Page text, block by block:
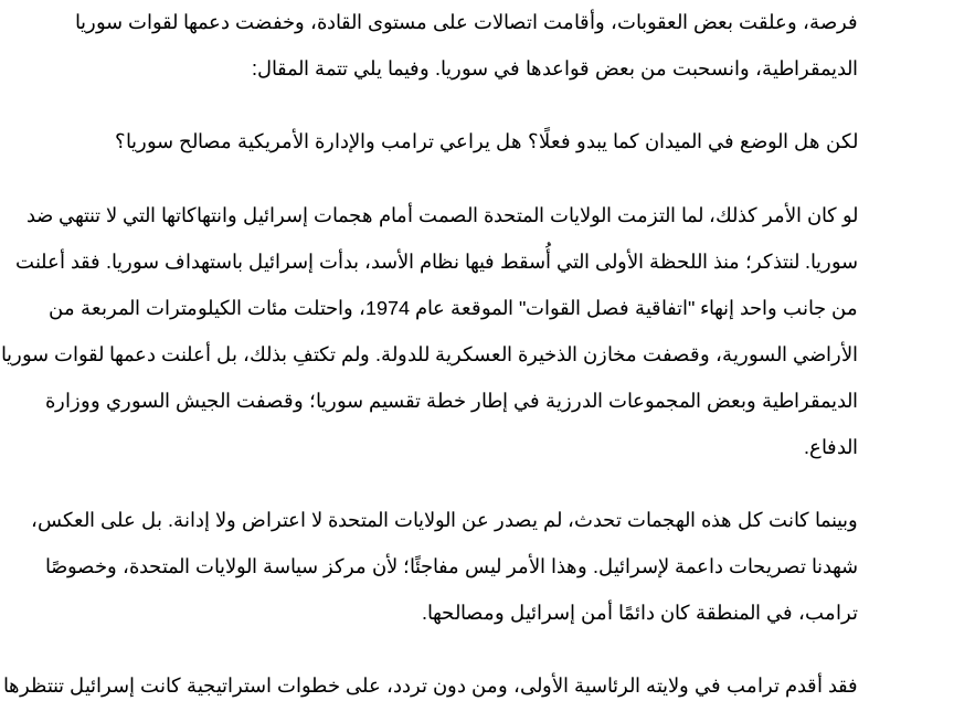
فرصة، وعلقت بعض العقوبات، وأقامت اتصالات على مستوى القادة، وخفضت دعمها لقوات سوريا
الديمقراطية، وانسحبت من بعض قواعدها في سوريا. وفيما يلي تتمة المقال:
لكن هل الوضع في الميدان كما يبدو فعلًا؟ هل يراعي ترامب والإدارة الأمريكية مصالح سوريا؟
لو كان الأمر كذلك، لما التزمت الولايات المتحدة الصمت أمام هجمات إسرائيل وانتهاكاتها التي لا تنتهي ضد
سوريا. لنتذكر؛ منذ اللحظة الأولى التي أُسقط فيها نظام الأسد، بدأت إسرائيل باستهداف سوريا. فقد أعلنت
من جانب واحد إنهاء "اتفاقية فصل القوات" الموقعة عام 1974، واحتلت مئات الكيلومترات المربعة من
الأراضي السورية، وقصفت مخازن الذخيرة العسكرية للدولة. ولم تكتفِ بذلك، بل أعلنت دعمها لقوات سوريا
الديمقراطية وبعض المجموعات الدرزية في إطار خطة تقسيم سوريا؛ وقصفت الجيش السوري ووزارة
الدفاع.
وبينما كانت كل هذه الهجمات تحدث، لم يصدر عن الولايات المتحدة لا اعتراض ولا إدانة. بل على العكس،
شهدنا تصريحات داعمة لإسرائيل. وهذا الأمر ليس مفاجئًا؛ لأن مركز سياسة الولايات المتحدة، وخصوصًا
ترامب، في المنطقة كان دائمًا أمن إسرائيل ومصالحها.
فقد أقدم ترامب في ولايته الرئاسية الأولى، ومن دون تردد، على خطوات استراتيجية كانت إسرائيل تنتظرها